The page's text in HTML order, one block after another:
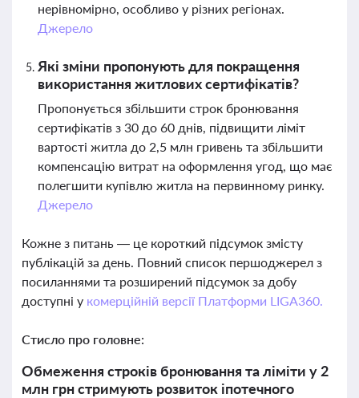
нерівномірно, особливо у різних регіонах.
Джерело
Які зміни пропонують для покращення
використання житлових сертифікатів?
Пропонується збільшити строк бронювання
сертифікатів з 30 до 60 днів, підвищити ліміт
вартості житла до 2,5 млн гривень та збільшити
компенсацію витрат на оформлення угод, що має
полегшити купівлю житла на первинному ринку.
Джерело
Кожне з питань — це короткий підсумок змісту
публікацій за день. Повний список першоджерел з
посиланнями та розширений підсумок за добу
доступні у комерційній версії Платформи LIGA360.
Стисло про головне:
Обмеження строків бронювання та ліміти у 2
млн грн стримують розвиток іпотечного